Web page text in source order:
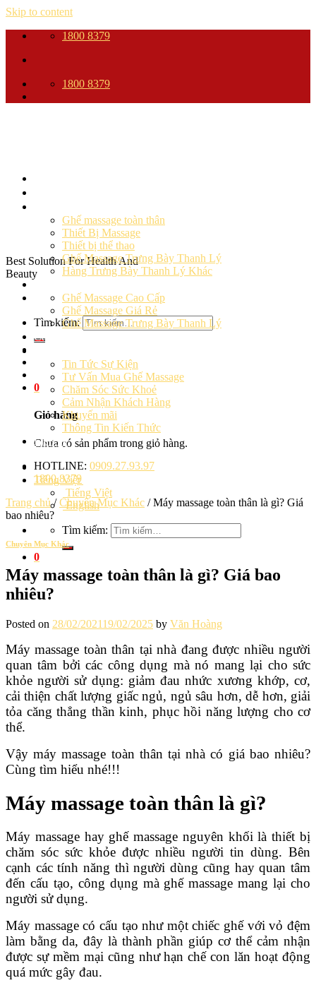
Skip to content
1800 8379
1800 8379
Best Solution For Health And
Beauty
Tìm kiếm:
0
Giỏ hàng
Chưa có sản phẩm trong giỏ hàng.
Tiếng Việt
Tiếng Việt
English
Tìm kiếm:
0
Ghế massage toàn thân
Thiết Bị Massage
Thiết bị thể thao
Ghế Massage Trưng Bày Thanh Lý
Hàng Trưng Bày Thanh Lý Khác
Ghế Massage Cao Cấp
Ghế Massage Giá Rẻ
Ghế Massage Trưng Bày Thanh Lý
Cảm Nhận Khách Hàng
Tin Tức Sự Kiện
Tư Vấn Mua Ghế Massage
Chăm Sóc Sức Khoẻ
Cảm Nhận Khách Hàng
Khuyến mãi
Thông Tin Kiến Thức
Liên hệ
HOTLINE: 0909.27.93.97
1800.8379
Trang chủ / Chuyên Mục Khác /Máy massage toàn thân là gì? Giá
bao nhiêu?
Chuyên Mục Khác
Máy massage toàn thân là gì? Giá bao
nhiêu?
Posted on 28/02/202119/02/2025 by Văn Hoàng
Máy massage toàn thân tại nhà đang được nhiều người
quan tâm bởi các công dụng mà nó mang lại cho sức
khỏe người sử dụng: giảm đau nhức xương khớp, cơ,
cải thiện chất lượng giấc ngủ, ngủ sâu hơn, dễ hơn, giải
tỏa căng thẳng thần kinh, phục hồi năng lượng cho cơ
thể.
Vậy máy massage toàn thân tại nhà có giá bao nhiêu?
Cùng tìm hiểu nhé!!!
Máy massage toàn thân là gì?
Máy massage hay ghế massage nguyên khối là thiết bị
chăm sóc sức khỏe được nhiều người tin dùng. Bên
cạnh các tính năng thì người dùng cũng hay quan tâm
đến cấu tạo, công dụng mà ghế massage mang lại cho
người sử dụng.
Máy massage có cấu tạo như một chiếc ghế với vỏ đệm
làm bằng da, đây là thành phần giúp cơ thể cảm nhận
được sự mềm mại cũng như hạn chế con lăn hoạt động
quá mức gây đau.